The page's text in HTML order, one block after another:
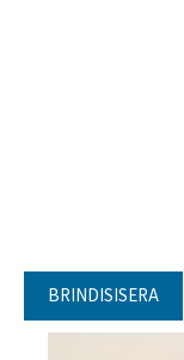
BRINDISISERA